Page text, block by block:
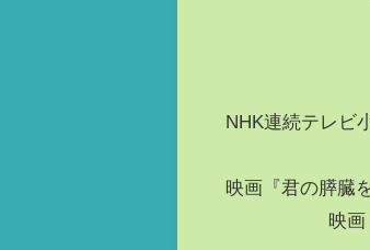
NHK連続テレビ
映画『君の膵臓
映